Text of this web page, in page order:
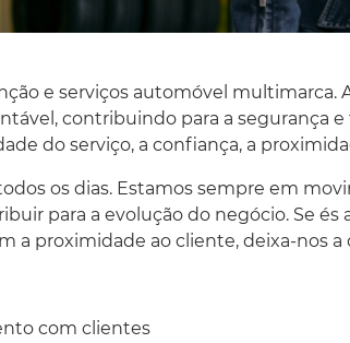
e serviços automóvel multimarca.
contribuindo para a segurança
do serviço, a confiança, a
os dias. Estamos sempre em
para a evolução do negócio. Se
proximidade ao cliente, deixa-nos a
com clientes